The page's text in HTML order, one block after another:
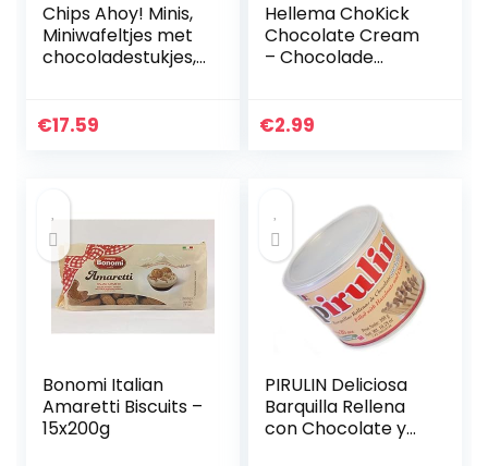
Chips Ahoy! Minis,
Miniwafeltjes met
chocoladestukjes,
€17.59
Hellema ChoKick
Chocolate Cream
– Chocolade
chocolade
€2.99
Bonomi Italian
Amaretti Biscuits –
15x200g
PIRULIN Deliciosa
Barquilla Rellena
con Chocolate y